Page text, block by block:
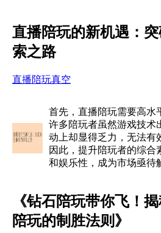
直播陪玩的新机遇：
索之路
直播陪玩真空
首先，直播陪玩需要高水
许多陪玩者虽然游戏技术
动上却显得乏力，无法有
因此，提升陪玩者的综合
和娱乐性，成为市场亟待
《钻石陪玩带你飞！
陪玩的制胜法则》